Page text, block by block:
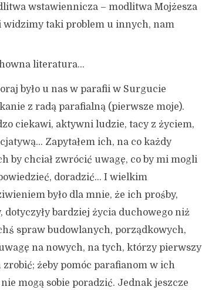
wstawiennicza – modlitwa Mojżesza
taki problem u innych, nam
literatura…
było u nas w parafii w Surgucie
z radą parafialną (pierwsze moje).
ciekawi, aktywni ludzie, tacy z życiem,
Zapytałem ich, na co każdy
by chciał zwrócić uwagę, co by mi mogli
doradzić… I wielkim
było dla mnie, że ich prośby,
dotyczyły bardziej życia duchowego niż
spraw budowlanych, porządkowych,
na nowych, na tych, którzy pierwszy
żeby pomóc parafianom w ich
mogą sobie poradzić. Jednak jeszcze